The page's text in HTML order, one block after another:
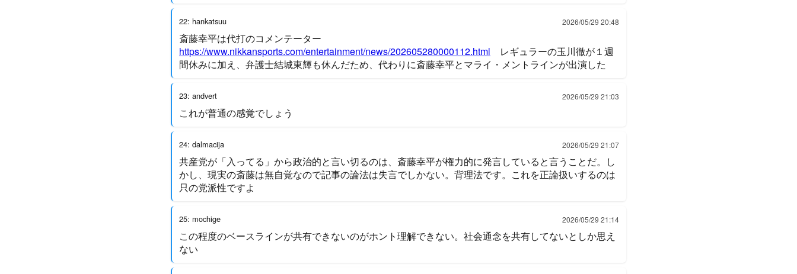
22: hankatsuu 2026/05/29 20:48
斎藤幸平は代打のコメンテーター
https://www.nikkansports.com/entertainment/news/202605280000112.html レギュラーの玉川徹が１週
間休みに加え、弁護士結城東輝も休んだため、代わりに斎藤幸平とマライ・メントラインが出演した
23: andvert 2026/05/29 21:03
これが普通の感覚でしょう
24: dalmacija 2026/05/29 21:07
共産党が「入ってる」から政治的と言い切るのは、斎藤幸平が権力的に発言していると言うことだ。し
かし、現実の斎藤は無自覚なので記事の論法は失言でしかない。背理法です。これを正論扱いするのは
只の党派性ですよ
25: mochige 2026/05/29 21:14
この程度のベースラインが共有できないのがホント理解できない。社会通念を共有してないとしか思え
ない